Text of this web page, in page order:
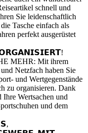
schnell und
Sie leidenschaftlich
Tasche einfach als
perfekt ausgerüstet
MEHR: Mit ihrem
Netzfach haben Sie
und Wertgegenstände
zu organisieren. Dank
Ihre Wertsachen und
und dem